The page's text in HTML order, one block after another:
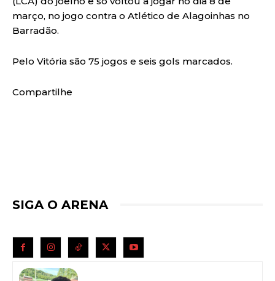
março, no jogo contra o Atlético de Alagoinhas no
Barradão.
Pelo Vitória são 75 jogos e seis gols marcados.
Compartilhe
SIGA O ARENA